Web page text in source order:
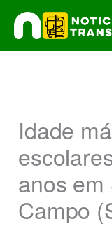
para
o
Idade
anos
Campo